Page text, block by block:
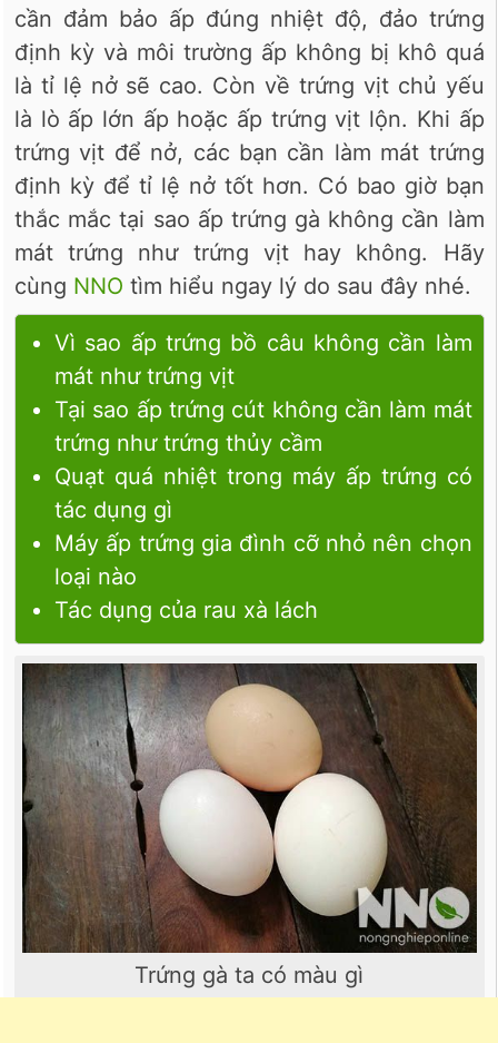
cần đảm bảo ấp đúng nhiệt độ, đảo trứng
định kỳ và môi trường ấp không bị khô quá
là tỉ lệ nở sẽ cao. Còn về trứng vịt chủ yếu
là lò ấp lớn ấp hoặc ấp trứng vịt lộn. Khi ấp
trứng vịt để nở, các bạn cần làm mát trứng
định kỳ để tỉ lệ nở tốt hơn. Có bao giờ bạn
thắc mắc tại sao ấp trứng gà không cần làm
mát trứng như trứng vịt hay không. Hãy
cùng NNO tìm hiểu ngay lý do sau đây nhé.
Vì sao ấp trứng bồ câu không cần làm
mát như trứng vịt
Tại sao ấp trứng cút không cần làm mát
trứng như trứng thủy cầm
Quạt quá nhiệt trong máy ấp trứng có
tác dụng gì
Máy ấp trứng gia đình cỡ nhỏ nên chọn
loại nào
Tác dụng của rau xà lách
Trứng gà ta có màu gì